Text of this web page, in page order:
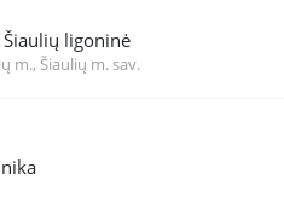
ligoninė
m., Šiaulių m. sav.